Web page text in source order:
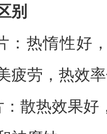
别
：热惰性好
疲劳，热效
散热效果好